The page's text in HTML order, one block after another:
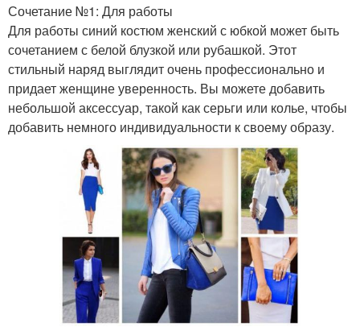
Сочетание №1: Для работы
Для работы синий костюм женский с юбкой может быть
сочетанием с белой блузкой или рубашкой. Этот
стильный наряд выглядит очень профессионально и
придает женщине уверенность. Вы можете добавить
небольшой аксессуар, такой как серьги или колье, чтобы
добавить немного индивидуальности к своему образу.